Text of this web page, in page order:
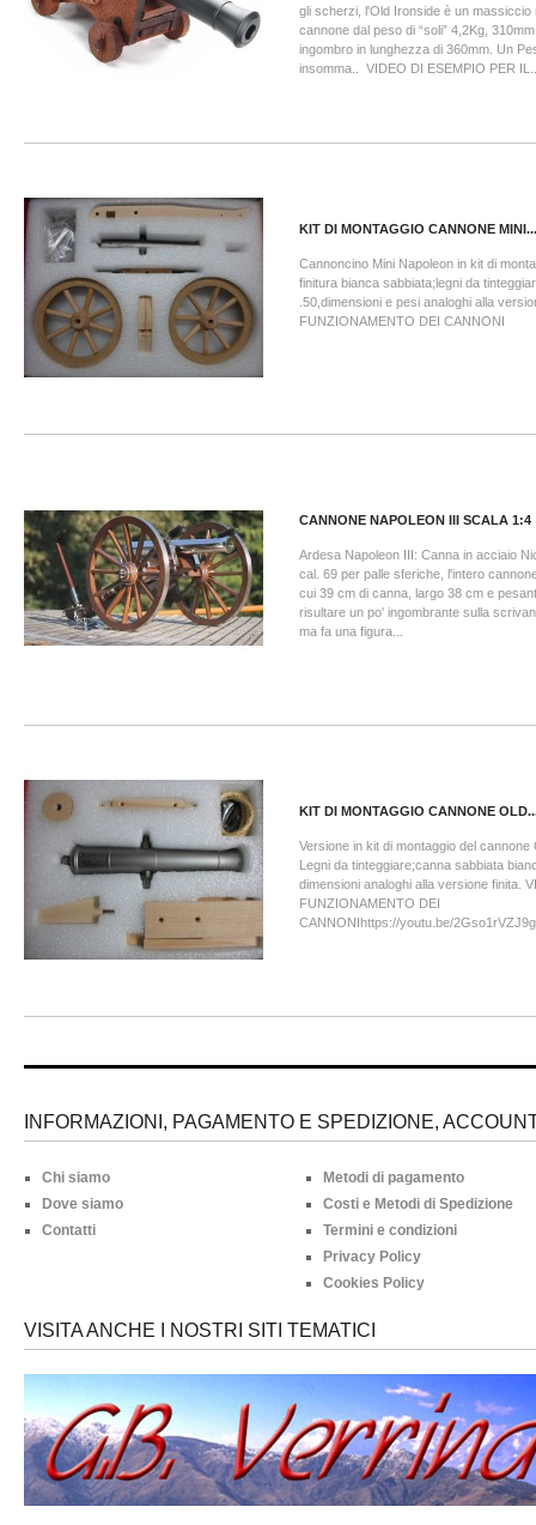
gli scherzi, l'Old Ironside è un massiccio
cannone dal peso di “soli” 4,2Kg,
ingombro in lunghezza di 360mm. Un
insomma.. VIDEO DI ESEMPIO PER
KIT DI MONTAGGIO CANNONE MINI...
Cannoncino Mini Napoleon in kit di
finitura bianca sabbiata;legni da
.50,dimensioni e pesi analoghi alla
FUNZIONAMENTO DEI CANNONI
CANNONE NAPOLEON III SCALA 1:4
Ardesa Napoleon III: Canna in acciaio
cal. 69 per palle sferiche, l'intero
cui 39 cm di canna, largo 38 cm e
risultare un po' ingombrante sulla
ma fa una figura...
KIT DI MONTAGGIO CANNONE
Versione in kit di montaggio del cannone
Legni da tinteggiare;canna sabbiata
dimensioni analoghi alla versione finita.
FUNZIONAMENTO DEI
CANNONIhttps://youtu.be/2Gso1rVZJ9g
INFORMAZIONI, PAGAMENTO E SPEDIZIONE,
Chi siamo
Dove siamo
Contatti
Metodi di pagamento
Costi e Metodi di Spedizione
Termini e condizioni
Privacy Policy
Cookies Policy
VISITA ANCHE I NOSTRI SITI TEMATICI